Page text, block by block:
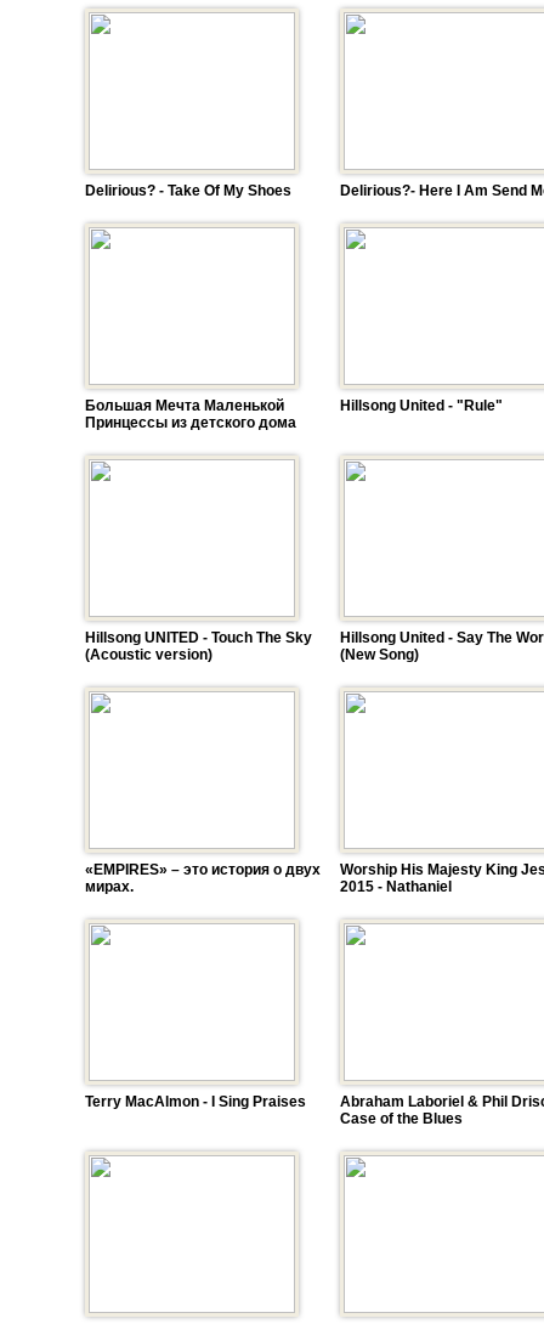
Delirious? - Take Of My Shoes Delirious?- Here I Am Send
Большая Мечта Маленькой
Принцессы из детского дома
Hillsong United - "Rule"
Hillsong UNITED - Touch The Sky
(Acoustic version)
Hillsong United - Say The
(New Song)
«EMPIRES» – это история о двух
мирах.
Worship His Majesty King
2015 - Nathaniel
Terry MacAlmon - I Sing Praises
Abraham Laboriel & Phil
Case of the Blues